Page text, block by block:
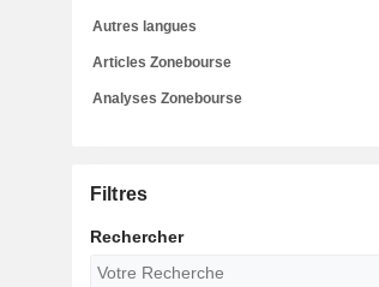
Autres langues
Articles Zonebourse
Analyses Zonebourse
Filtres
Rechercher